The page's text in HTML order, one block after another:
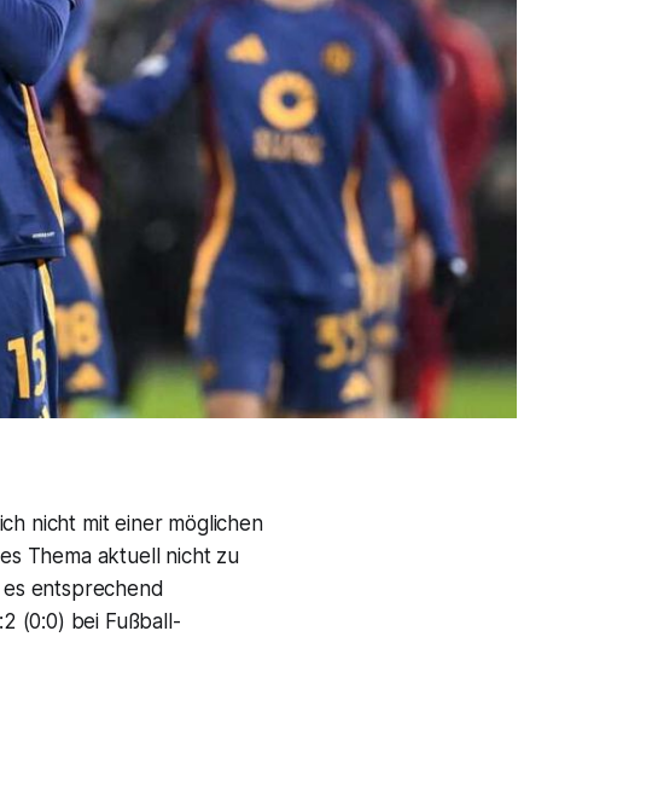
nicht mit einer möglichen
Thema aktuell nicht zu
entsprechend
(0:0) bei Fußball-